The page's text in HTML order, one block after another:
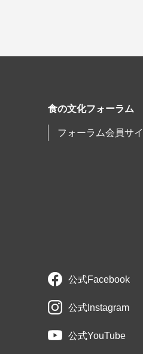
食の文化フォーラム
フォーラム会員サ
公式Facebook
公式Instagram
公式YouTube